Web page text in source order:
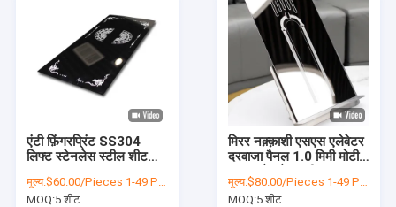
एंटी फ़िंगरप्रिंट SS304
लिफ्ट स्टेनलेस स्टील शीट
मूल्य:$60.00/Pieces 1-49 Pieces
MOQ:5 शीट
मिरर नक़्क़ाशी एसएस एलेवेटर
दरवाजा पैनल 1.0 मिमी मोटी
शीट
मूल्य:$80.00/Pieces 1-49 Pieces
MOQ:5 शीट